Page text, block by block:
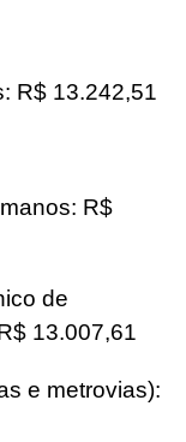
R$ 13.242,51
R$
de
13.007,61
e metrovias):